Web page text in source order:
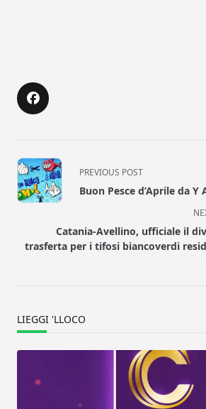
<span
class="nav-
subtitle
text">Page</span>
PREVIOUS POST
Buon Pesce d’Aprile da Y
Catania-Avellino, ufficiale il
trasferta per i tifosi biancoverdi
LIEGGI 'LLOCO